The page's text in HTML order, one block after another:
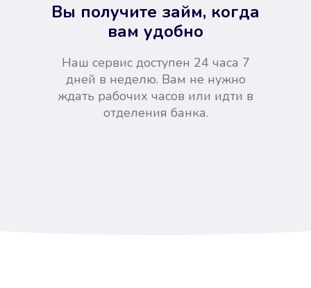
Вы получите займ, когда
вам удобно
Наш сервис доступен 24 часа 7
дней в неделю. Вам не нужно
ждать рабочих часов или идти в
отделения банка.